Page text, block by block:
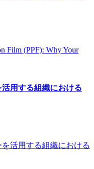
用する組織における